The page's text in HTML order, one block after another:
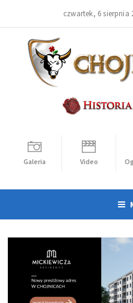
czwartek, 6 sierpnia
Galeria Video